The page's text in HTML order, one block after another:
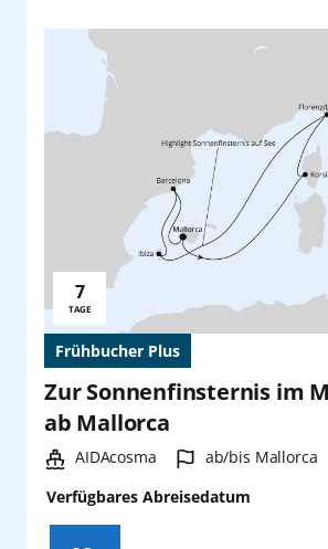
Frühbucher Plus
Zur Sonnenfinsternis im
ab Mallorca
Schiff:
AIDAcosma Hafen:
ab/bis Mallorca
Verfügbares Abreisedatum
Reisedauer:
7
TAGE